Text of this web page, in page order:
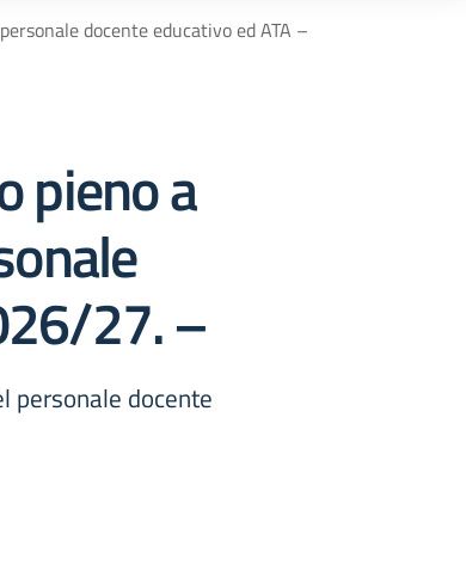
docente educativo ed ATA –
pieno a
27. –
personale docente